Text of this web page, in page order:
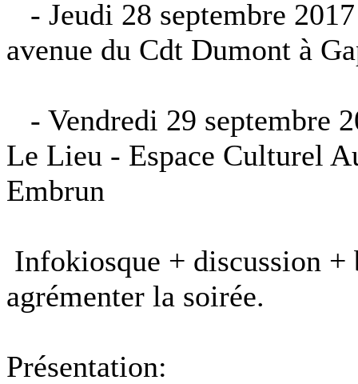
- Jeudi 28 septembre
avenue du Cdt Dumont à
- Vendredi 29 septembre
Le Lieu - Espace Culturel
Embrun
Infokiosque + discussion +
agrémenter la soirée.
Présentation: